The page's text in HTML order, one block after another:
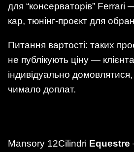
для “консерваторів”
кар, тюнінг-проєкт для
Питання вартості: таких
не публікують ціну —
індивідуально
чимало доплат.
Mansory 12Cilindri Equestre